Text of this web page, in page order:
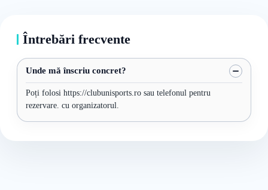
Întrebări frecvente
Unde mă înscriu concret?
Poți folosi https://clubunisports.ro sau telefonul pentru
rezervare. cu organizatorul.